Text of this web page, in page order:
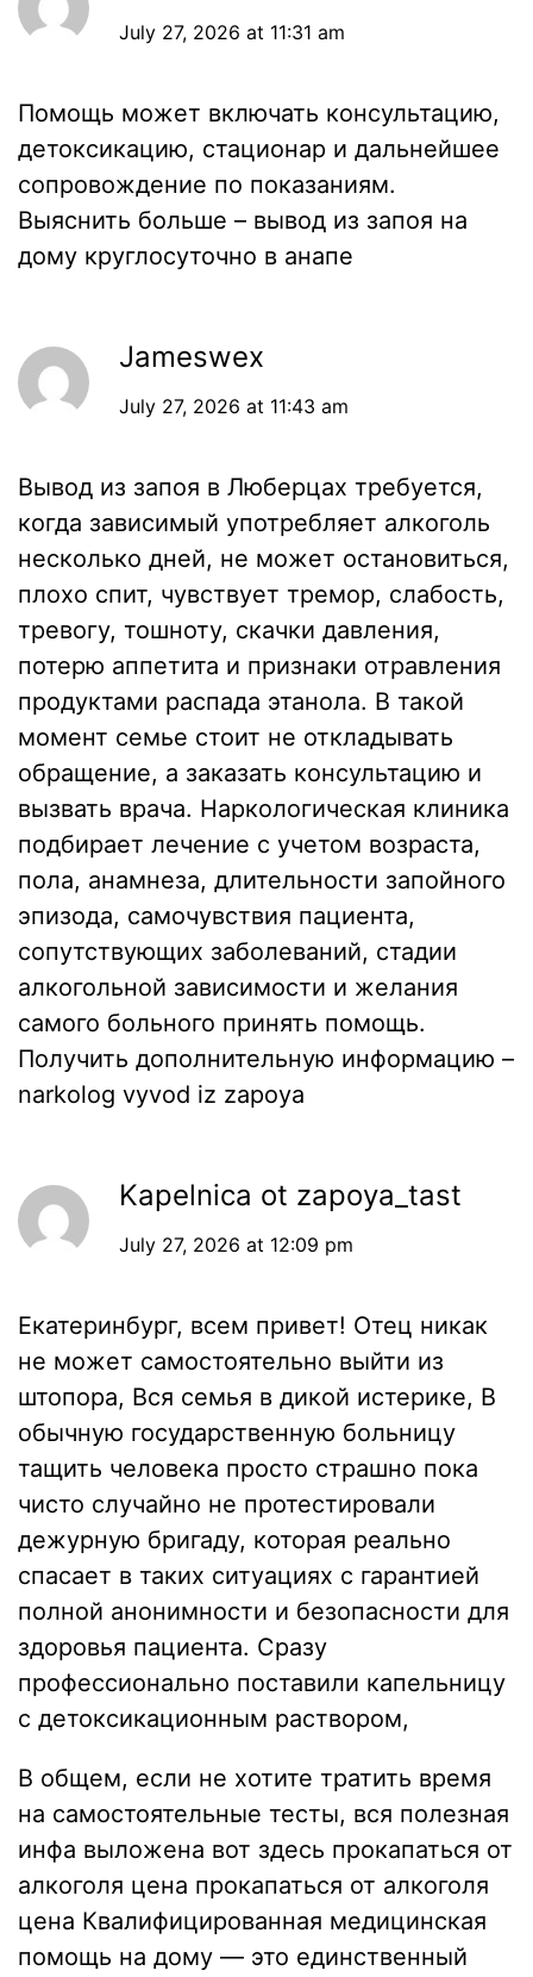
July 27, 2026 at 11:31 am
Помощь может включать консультацию,
детоксикацию, стационар и дальнейшее
сопровождение по показаниям.
Выяснить больше – вывод из запоя на
дому круглосуточно в анапе
Jameswex
July 27, 2026 at 11:43 am
Вывод из запоя в Люберцах требуется,
когда зависимый употребляет алкоголь
несколько дней, не может остановиться,
плохо спит, чувствует тремор, слабость,
тревогу, тошноту, скачки давления,
потерю аппетита и признаки отравления
продуктами распада этанола. В такой
момент семье стоит не откладывать
обращение, а заказать консультацию и
вызвать врача. Наркологическая клиника
подбирает лечение с учетом возраста,
пола, анамнеза, длительности запойного
эпизода, самочувствия пациента,
сопутствующих заболеваний, стадии
алкогольной зависимости и желания
самого больного принять помощь.
Получить дополнительную информацию –
narkolog vyvod iz zapoya
Kapelnica ot zapoya_tast
July 27, 2026 at 12:09 pm
Екатеринбург, всем привет! Отец никак
не может самостоятельно выйти из
штопора, Вся семья в дикой истерике, В
обычную государственную больницу
тащить человека просто страшно пока
чисто случайно не протестировали
дежурную бригаду, которая реально
спасает в таких ситуациях с гарантией
полной анонимности и безопасности для
здоровья пациента. Сразу
профессионально поставили капельницу
с детоксикационным раствором,
В общем, если не хотите тратить время
на самостоятельные тесты, вся полезная
инфа выложена вот здесь прокапаться от
алкоголя цена прокапаться от алкоголя
цена Квалифицированная медицинская
помощь на дому — это единственный